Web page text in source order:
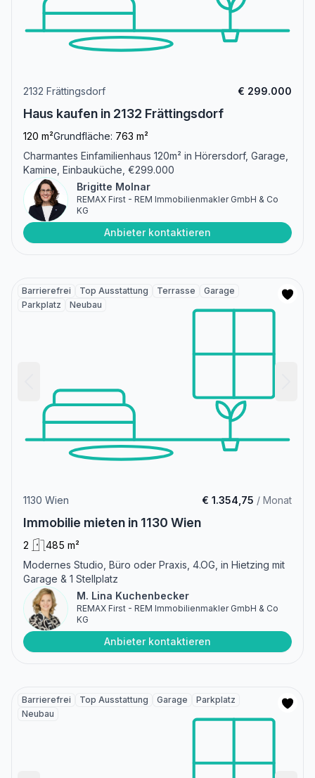
2132 Frättingsdorf € 299.000
Haus kaufen in 2132 Frättingsdorf
120 m²Grundfläche: 763 m²
Charmantes Einfamilienhaus 120m² in Hörersdorf, Garage,
Kamine, Einbauküche, €299.000
Brigitte Molnar
REMAX First - REM Immobilienmakler GmbH & Co
KG
Anbieter kontaktieren
Barrierefrei Top Ausstattung Terrasse
Garage
Parkplatz
Neubau
1130 Wien € 1.354,75 / Monat
Immobilie mieten in 1130 Wien
2
485 m²
Modernes Studio, Büro oder Praxis, 4.OG, in Hietzing mit
Garage & 1 Stellplatz
M. Lina Kuchenbecker
REMAX First - REM Immobilienmakler GmbH & Co
KG
Anbieter kontaktieren
Barrierefrei Top Ausstattung Garage
Parkplatz
Neubau